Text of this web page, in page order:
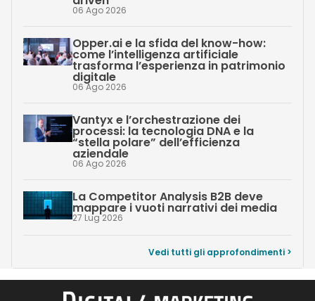
06 Ago 2026
Opper.ai e la sfida del know-how:
come l’intelligenza artificiale
trasforma l’esperienza in patrimonio
digitale
06 Ago 2026
Vantyx e l’orchestrazione dei
processi: la tecnologia DNA e la
“stella polare” dell’efficienza
aziendale
06 Ago 2026
La Competitor Analysis B2B deve
mappare i vuoti narrativi dei media
27 Lug 2026
Vedi tutti gli approfondimenti >